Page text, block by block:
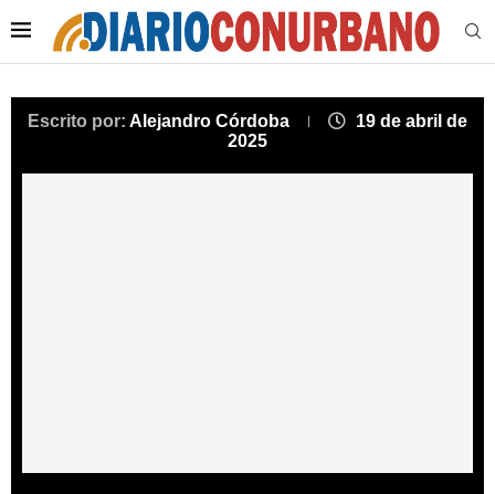
Escrito por: Alejandro Córdoba
19 de abril de
2025